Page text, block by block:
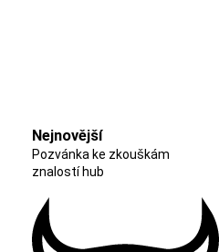
Nejnovější
Pozvánka ke zkouškám
znalostí hub